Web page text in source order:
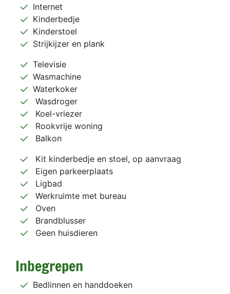
Internet
Kinderbedje
Kinderstoel
Strijkijzer en plank
Televisie
Wasmachine
Waterkoker
Wasdroger
Koel-vriezer
Rookvrije woning
Balkon
Kit kinderbedje en stoel, op aanvraag
Eigen parkeerplaats
Ligbad
Werkruimte met bureau
Oven
Brandblusser
Geen huisdieren
Inbegrepen
Bedlinnen en handdoeken